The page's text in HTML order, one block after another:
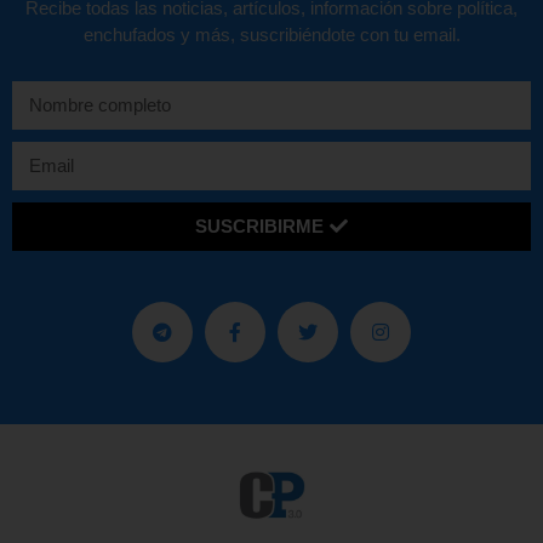
Recibe todas las noticias, artículos, información sobre política,
enchufados y más, suscribiéndote con tu email.
SUSCRIBIRME